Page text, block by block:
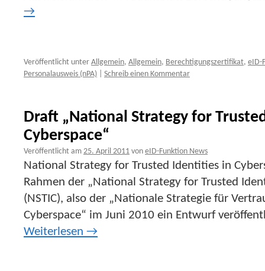
→
Veröffentlicht unter Allgemein, Allgemein, Berechtigungszertifikat, eID-
Personalausweis (nPA)
Schreib einen Kommentar
Draft „National Strategy for
Cyberspace“
Veröffentlicht am 25. April 2011 von eID-Funktion News
National Strategy for Trusted Identities in
Rahmen der „National Strategy for Trusted
(NSTIC), also der „Nationale Strategie für
Cyberspace“ im Juni 2010 ein Entwurf
Weiterlesen →